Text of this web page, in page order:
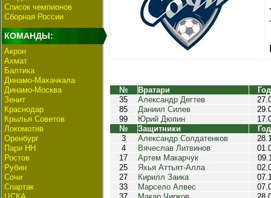
Список чемпионов
Сборная России
КОМАНДЫ:
Акрон
Ахмат
Балтика
Динамо-Махачкала
Динамо-Москва
Зенит
Краснодар
Крылья Советов
Локомотив
Оренбург
Пари НН
Ростов
Рубин
Сочи
Спартак
№ Вратари
35
Александр Дегтев
85
Даниил Силев
99
Юрий Дюпин
№
Защитники
3
Александр Солдатенков
4
Вячеслав Литвинов
17
Артем Макарчук
25
Яхья Аттьят-Алла
27
Кирилл Заика
33
Марсело Алвес